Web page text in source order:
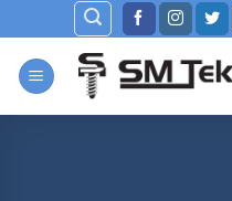
to
content